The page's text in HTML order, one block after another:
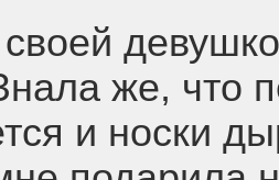
же, что
и носки